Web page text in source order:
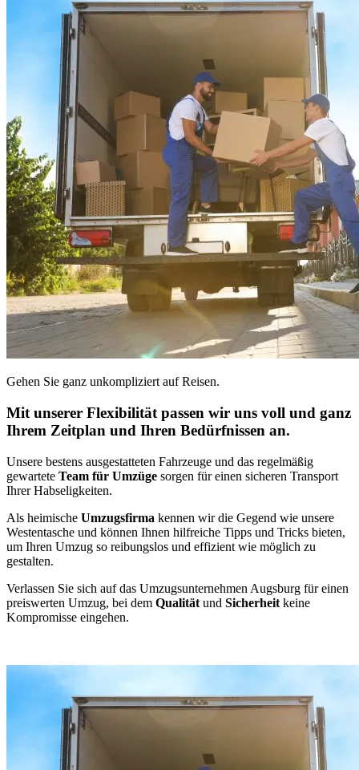
Gehen Sie ganz unkompliziert auf Reisen.
Mit unserer Flexibilität passen wir uns voll und ganz
Ihrem Zeitplan und Ihren Bedürfnissen an.
Unsere bestens ausgestatteten Fahrzeuge und das regelmäßig
gewartete Team für Umzüge sorgen für einen sicheren Transport
Ihrer Habseligkeiten.
Als heimische Umzugsfirma kennen wir die Gegend wie unsere
Westentasche und können Ihnen hilfreiche Tipps und Tricks bieten,
um Ihren Umzug so reibungslos und effizient wie möglich zu
gestalten.
Verlassen Sie sich auf das Umzugsunternehmen Augsburg für einen
preiswerten Umzug, bei dem Qualität und Sicherheit keine
Kompromisse eingehen.